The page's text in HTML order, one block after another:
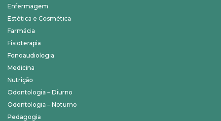
Enfermagem
Estética e Cosmética
Farmácia
Fisioterapia
Fonoaudiologia
Medicina
Nutrição
Odontologia – Diurno
Odontologia – Noturno
Pedagogia